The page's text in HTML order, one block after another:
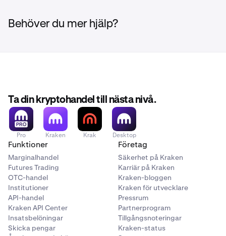
Behöver du mer hjälp?
Ta din kryptohandel till nästa nivå.
Pro Kraken Krak Desktop
Funktioner
Marginalhandel
Futures Trading
OTC-handel
Institutioner
API-handel
Kraken API Center
Insatsbelöningar
Skicka pengar
Företag
Säkerhet på Kraken
Karriär på Kraken
Kraken-bloggen
Kraken för utvecklare
Pressrum
Partnerprogram
Tillgångsnoteringar
Kraken-status